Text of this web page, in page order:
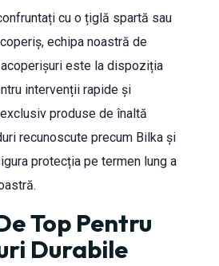
cu o țiglă spartă sau
echipa noastră de
este la dispoziția
intervenții rapide și
produse de înaltă
recunoscute precum Bilka și
protecția pe termen lung a
Top Pentru
Durabile